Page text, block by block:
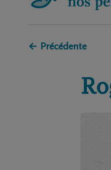
← Précédente